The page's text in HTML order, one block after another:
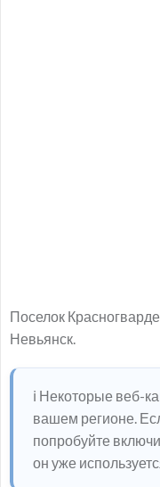
Поселок
Невьянск.
ℹ️ Некоторые веб-
вашем регионе.
попробуйте
он уже